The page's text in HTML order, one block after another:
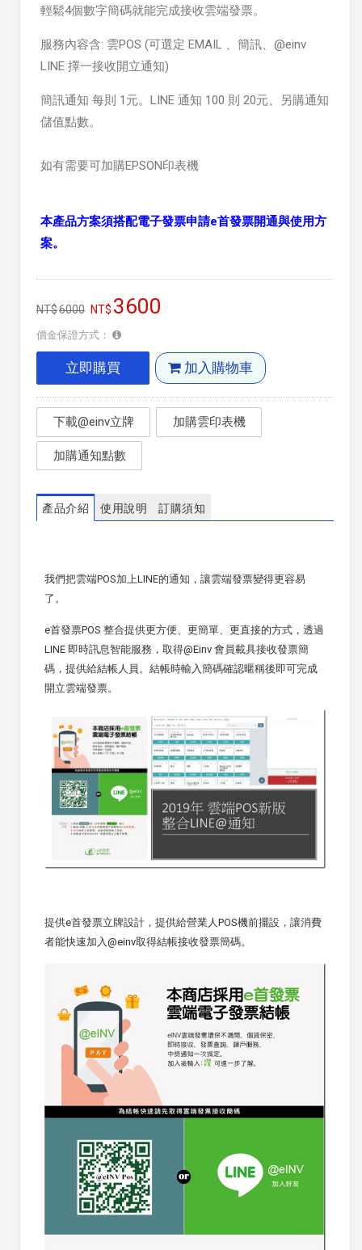
輕鬆4個數字簡碼就能完成接收雲端發票。
服務內容含: 雲POS (可選定 EMAIL 、簡訊、@einv
LINE 擇一接收開立通知)
簡訊通知 每則 1元。LINE 通知 100 則 20元、另購通知
儲值點數。
如有需要可加購EPSON印表機
本產品方案須搭配電子發票申請e首發票開通與使用方
案。
6000 3600
價金保證方式：
立即購買 加入購物車
下載@einv立牌 加購雲印表機
加購通知點數
產品介紹 使用說明 訂購須知
我們把雲端POS加上LINE的通知，讓雲端發票變得更容易
了。
e首發票POS 整合提供更方便、更簡單、更直接的方式，透過
LINE 即時訊息智能服務，取得@Einv 會員載具接收發票簡
碼，提供給結帳人員。結帳時輸入簡碼確認暱稱後即可完成
開立雲端發票。
提供e首發票立牌設計，提供給營業人POS機前擺設，讓消費
者能快速加入@einv取得結帳接收發票簡碼。